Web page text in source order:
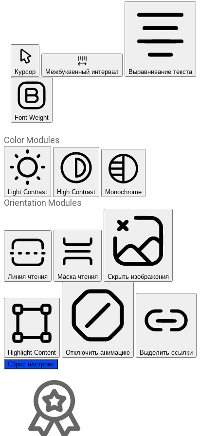
Курсор Межбуквенный интервал Выравнивание текста
Font Weight
Color Modules
Light Contrast High Contrast Monochrome
Orientation Modules
Линия чтения Маска чтения Скрыть изображения
Highlight Content Отключить анимацию
Выделить ссылки
Сброс настроек